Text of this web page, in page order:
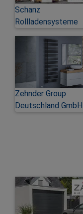
Schanz
Rollladensysteme
Zehnder Group
Deutschland GmbH